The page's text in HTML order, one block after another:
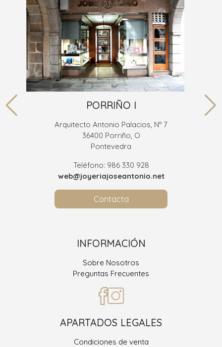
PORRIÑO I
Arquitecto Antonio Palacios, Nº 7
36400 Porriño, O
Pontevedra
Teléfono: 986 330 928
web@joyeriajoseantonio.net
Contacta
INFORMACIÓN
Sobre Nosotros
Preguntas Frecuentes
APARTADOS LEGALES
Condiciones de venta